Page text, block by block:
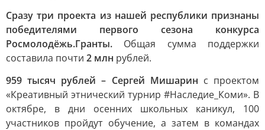
Сразу три проекта из нашей республики признаны
победителями первого сезона конкурса
Росмолодёжь.Гранты. Общая сумма поддержки
составила почти 2 млн рублей.
959 тысяч рублей – Сергей Мишарин с проектом
«Креативный этнический турнир #Наследие_Коми». В
октябре, в дни осенних школьных каникул, 100
участников пройдут обучение, а затем в командах